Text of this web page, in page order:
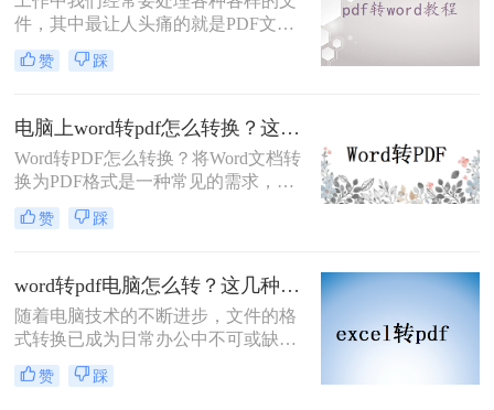
面就来分享二个免费转换方法，一起
来看看吧。
件，其中最让人头痛的就是PDF文
件，因为PDF文件无法编辑，只能看
到，我们在发送之前往往将文档保存
很多困扰，所以还是要把PDF转回
Word。pdf转换成word这个问题该如
何解决？电脑pdf转换成word怎么转
换。所以今天就为大家分享一下pdf转
word的方法，一起来学习下！
赞 踩
电脑上word转pdf怎么转换？这三个方法超级实用！
Word转PDF怎么转换？​将Word文档转
换为PDF格式是一种常见的需求，因
为PDF格式可以保持文档的原始格式
和布局，同时可以在不同的设备和平
脑上word转pdf怎么转换的方法，下面
一起看看吧。
赞 踩
word转pdf电脑怎么转？这几种方法值得你收藏！
随着电脑技术的不断进步，文件的格
式转换已成为日常办公中不可或缺的
一部分。其中，Word转PDF的转换需
求尤为常见。那么，word转pdf电脑怎
赞 踩